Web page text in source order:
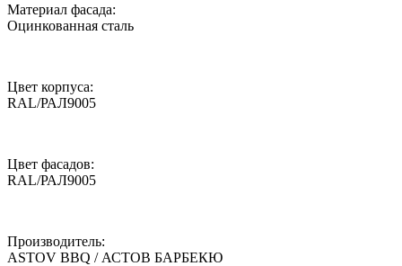
Материал фасада:
Оцинкованная сталь
Цвет корпуса:
RAL/РАЛ9005
Цвет фасадов:
RAL/РАЛ9005
Производитель:
ASTOV BBQ / АСТОВ БАРБЕКЮ